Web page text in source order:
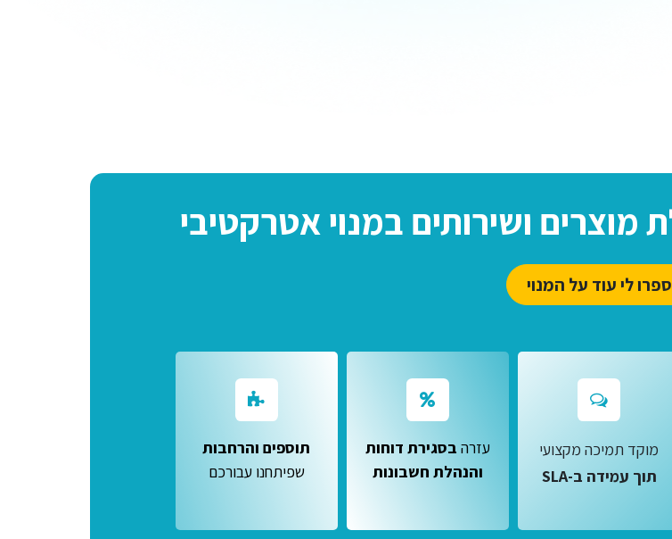
ספרו לי עוד על המנוי
מוקד תמיכה מקצועי
תוך עמידה ב-SLA
עזרה בסגירת דוחות
והנהלת חשבונות
תוספים והרחבות
שפיתחנו עבורכם